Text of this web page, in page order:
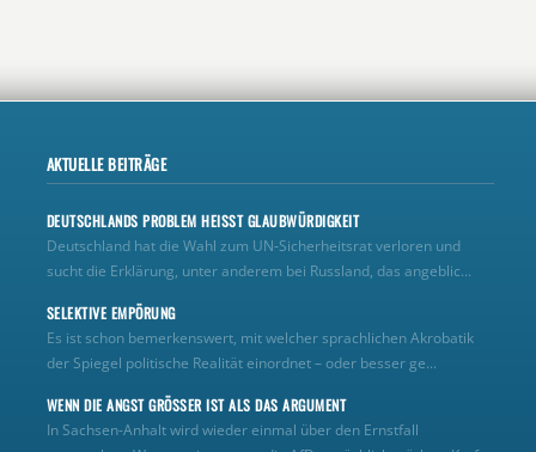
AKTUELLE BEITRÄGE
DEUTSCHLANDS PROBLEM HEISST GLAUBWÜRDIGKEIT
Deutschland hat die Wahl zum UN‑Sicherheitsrat verloren und
sucht die Erklärung, unter anderem bei Russland, das angeblic...
SELEKTIVE EMPÖRUNG
Es ist schon bemerkenswert, mit welcher sprachlichen Akrobatik
der Spiegel politische Realität einordnet – oder besser ge...
WENN DIE ANGST GRÖSSER IST ALS DAS ARGUMENT
In Sachsen-Anhalt wird wieder einmal über den Ernstfall